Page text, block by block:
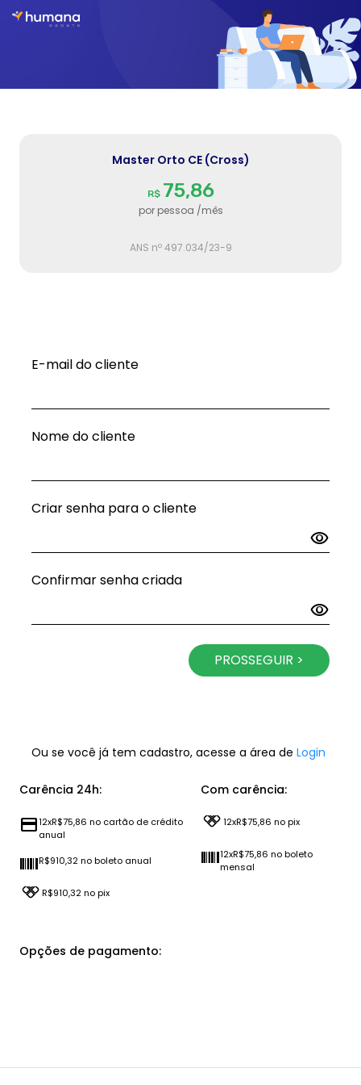
Master Orto CE (Cross)
R$ 75,86
por pessoa /mês
ANS nº497.034/23-9
Carência 24h:
credit_card12xR$75,86 no cartão de crédito
anual
barcodeR$910,32 no boleto anual
R$910,32 no pix
Com carência:
12xR$75,86 no pix
barcode12xR$75,86 no boleto
mensal
Opções de pagamento:
E-mail do cliente
Nome do cliente
Criar senha para o cliente
visibility
Confirmar senha criada
visibility
Ou se você já tem cadastro, acesse a área de Login